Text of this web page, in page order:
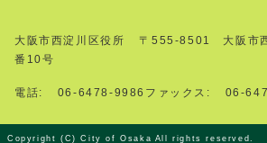
大阪市西淀川区役所
〒555-8501 大阪市
番10号
電話: 06-6478-9986 ファックス: 06-
Copyright (C) City of Osaka All rights reserved.